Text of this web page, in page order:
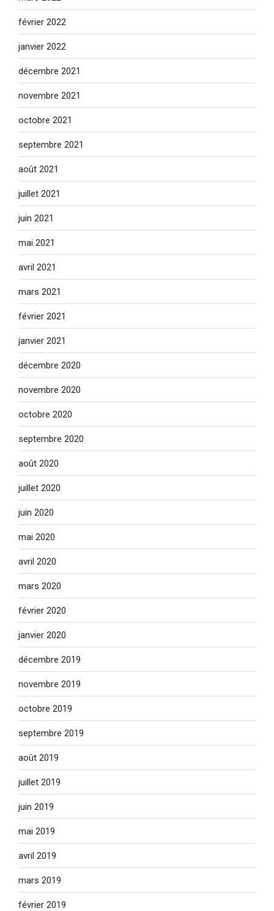
février 2022
janvier 2022
décembre 2021
novembre 2021
octobre 2021
septembre 2021
août 2021
juillet 2021
juin 2021
mai 2021
avril 2021
mars 2021
février 2021
janvier 2021
décembre 2020
novembre 2020
octobre 2020
septembre 2020
août 2020
juillet 2020
juin 2020
mai 2020
avril 2020
mars 2020
février 2020
janvier 2020
décembre 2019
novembre 2019
octobre 2019
septembre 2019
août 2019
juillet 2019
juin 2019
mai 2019
avril 2019
mars 2019
février 2019